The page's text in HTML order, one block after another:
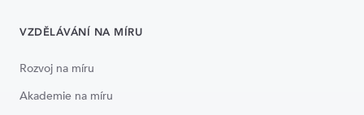
VZDĚLÁVÁNÍ NA MÍRU
Rozvoj na míru
Akademie na míru